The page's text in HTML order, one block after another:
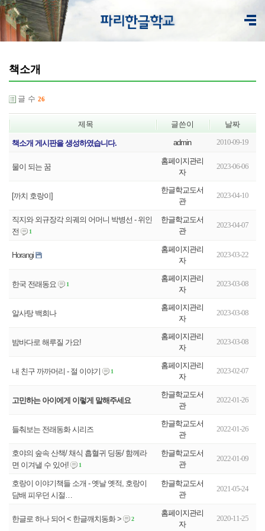
책소개
글 수 26
제목 글쓴이 날짜
책소개 게시판을 생성하였습니다. admin 2010-09-19
물이 되는 꿈
홈페이지관리
자
2023-06-06
[까치 호랑이]
한글학교도서
관
2023-04-10
직지와 외규장각 의궤의 어머니 박병선 - 위인
전
1
한글학교도서
관
2023-04-07
Horangi
홈페이지관리
자
2023-03-22
한국 전래동요 1
홈페이지관리
자
2023-03-08
알사탕 백희나
홈페이지관리
자
2023-03-08
밤바다로 해루질 가요!
홈페이지관리
자
2023-03-08
내 친구 까까머리 - 절 이야기 1
홈페이지관리
자
2023-02-07
고민하는 아이에게 이렇게 말해주세요
한글학교도서
관
2022-01-26
들춰보는 전래동화 시리즈
한글학교도서
관
2022-01-26
호야의 숲속 산책/ 채식 흡혈귀 딩동/ 함께라
면 이겨낼 수 있어!
1
한글학교도서
관
2022-01-09
호랑이 이야기책들 소개 - 옛날 옛적, 호랑이
담배 피우던 시절…
한글학교도서
관
2021-05-24
한글로 하나 되어 < 한글깨치동화 > 2
홈페이지관리
자
2020-11-25